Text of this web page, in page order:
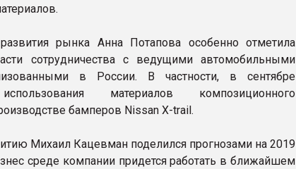
рынка Анна Потапова особенно отметила
сотрудничества с ведущими автомобильными
в России. В частности, в сентябре
материалов композиционного
бамперов Nissan X-trail.
Михаил Кацевман поделился прогнозами на 2019
среде компании придется работать в ближайшем